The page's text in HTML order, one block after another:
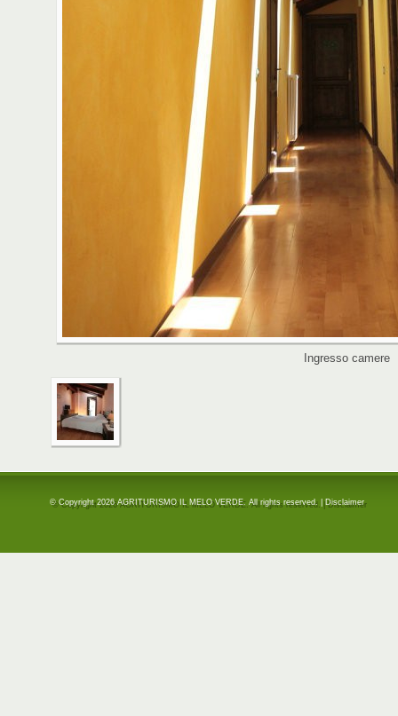
Ingresso camere
© Copyright 2026 AGRITURISMO IL MELO VERDE. All rights reserved. |Disclaimer